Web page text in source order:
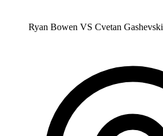
Ryan Bowen VS Cvetan Gashevski